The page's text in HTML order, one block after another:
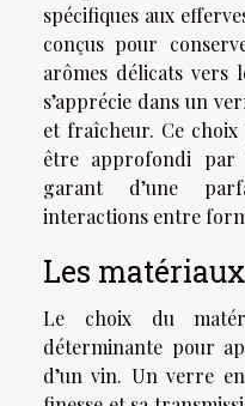
spécifiques aux
conçus pour
arômes délicats vers
s’apprécie dans un
et fraîcheur. Ce
être approfondi par
garant d’une
interactions entre
Les
Le choix du
déterminante pour
d’un vin. Un verre